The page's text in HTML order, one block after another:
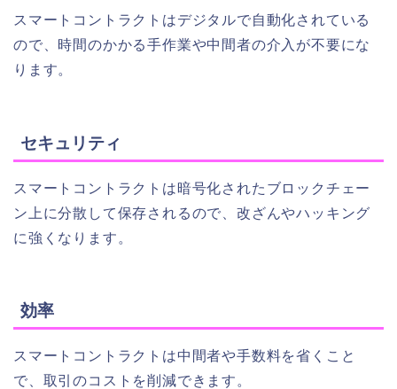
スマートコントラクトはデジタルで自動化されている
ので、時間のかかる手作業や中間者の介入が不要にな
ります。
セキュリティ
スマートコントラクトは暗号化されたブロックチェー
ン上に分散して保存されるので、改ざんやハッキング
に強くなります。
効率
スマートコントラクトは中間者や手数料を省くこと
で、取引のコストを削減できます。